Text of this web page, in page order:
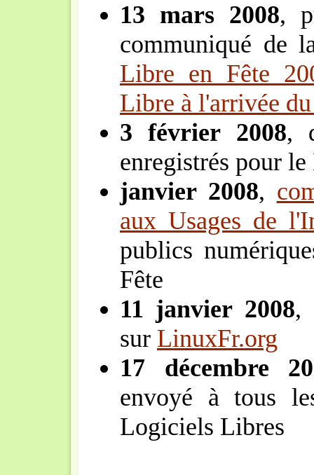
13 mars 2008,
communiqué de
Libre en Fête
Libre à l'arrivée
3 février 2008,
enregistrés pour
janvier 2008,
aux Usages de
publics
Fête
11 janvier 2008,
sur LinuxFr.org
17 décembre
envoyé à tous
Logiciels Libres